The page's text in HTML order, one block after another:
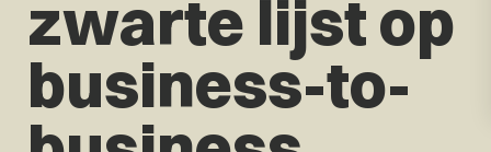
zwarte lijst op
business-to-